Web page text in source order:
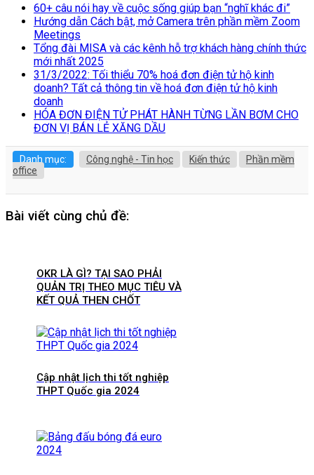
60+ câu nói hay về cuộc sống giúp bạn “nghĩ khác đi”
Hướng dẫn Cách bật, mở Camera trên phần mềm Zoom
Meetings
Tổng đài MISA và các kênh hỗ trợ khách hàng chính thức
mới nhất 2025
31/3/2022: Tối thiểu 70% hoá đơn điện tử hộ kinh
doanh? Tất cả thông tin về hoá đơn điện tử hộ kinh
doanh
HÓA ĐƠN ĐIỆN TỬ PHÁT HÀNH TỪNG LẦN BƠM CHO
ĐƠN VỊ BÁN LẺ XĂNG DẦU
Danh mục: Công nghệ - Tin học Kiến thức
Phần mềm
office
Bài viết cùng chủ đề:
OKR LÀ GÌ? TẠI SAO PHẢI
QUẢN TRỊ THEO MỤC TIÊU VÀ
KẾT QUẢ THEN CHỐT
Cập nhật lịch thi tốt nghiệp
THPT Quốc gia 2024